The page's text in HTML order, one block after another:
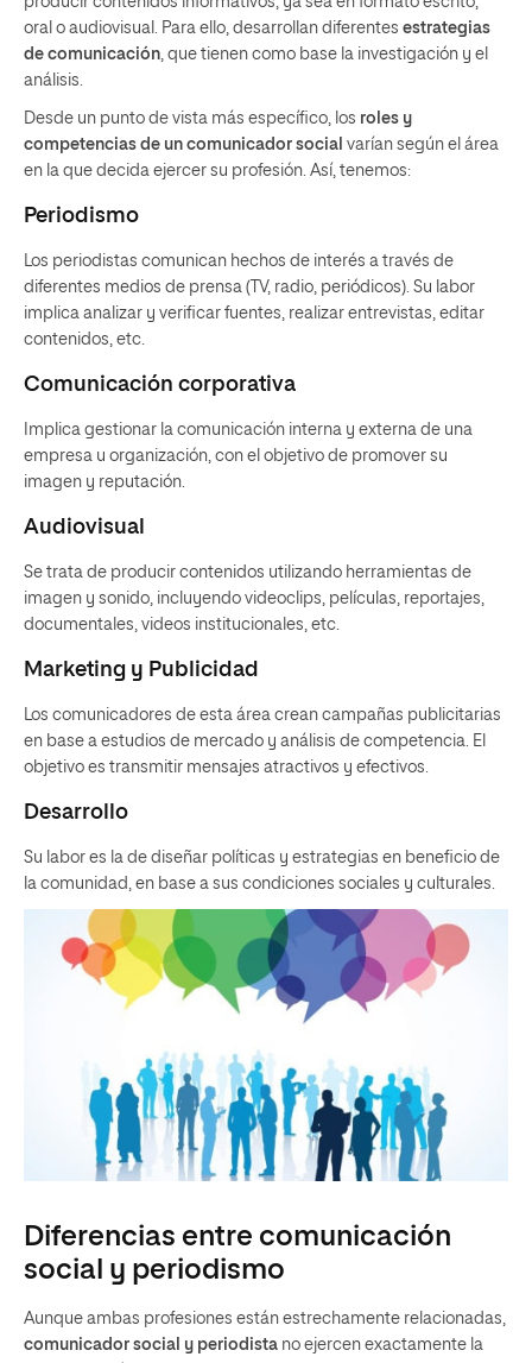
oral o audiovisual. Para ello, desarrollan diferentes estrategias
de comunicación , que tienen como base la investigación y el
análisis.
Desde un punto de vista más específico, los roles y
competencias de un comunicador social varían según el área
en la que decida ejercer su profesión. Así, tenemos:
Periodismo
Los periodistas comunican hechos de interés a través de
diferentes medios de prensa (TV, radio, periódicos). Su labor
implica analizar y verificar fuentes, realizar entrevistas, editar
contenidos, etc.
Comunicación corporativa
Implica gestionar la comunicación interna y externa de una
empresa u organización, con el objetivo de promover su
imagen y reputación.
Audiovisual
Se trata de producir contenidos utilizando herramientas de
imagen y sonido, incluyendo videoclips, películas, reportajes,
documentales, videos institucionales, etc.
Marketing y Publicidad
Los comunicadores de esta área crean campañas publicitarias
en base a estudios de mercado y análisis de competencia. El
objetivo es transmitir mensajes atractivos y efectivos.
Desarrollo
Su labor es la de diseñar políticas y estrategias en beneficio de
la comunidad, en base a sus condiciones sociales y culturales.
Diferencias entre comunicación
social y periodismo
Aunque ambas profesiones están estrechamente relacionadas,
comunicador social y periodista no ejercen exactamente la